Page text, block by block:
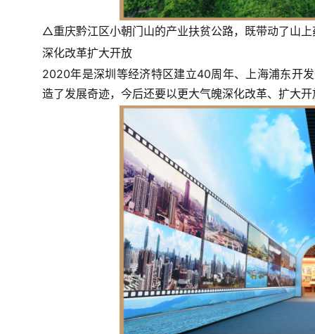
△重庆黔江区小朝门山的产业扶贫公路，既带动了山
深化改革扩大开放
2020年是深圳等经济特区建立40周年、上海浦东开
造了发展奇迹，今后还要以更大气魄深化改革、扩大开